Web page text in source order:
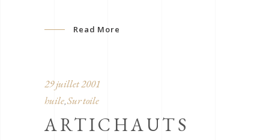
Read More
29 juillet 2001
huile Sur toile
ARTICHAUTS